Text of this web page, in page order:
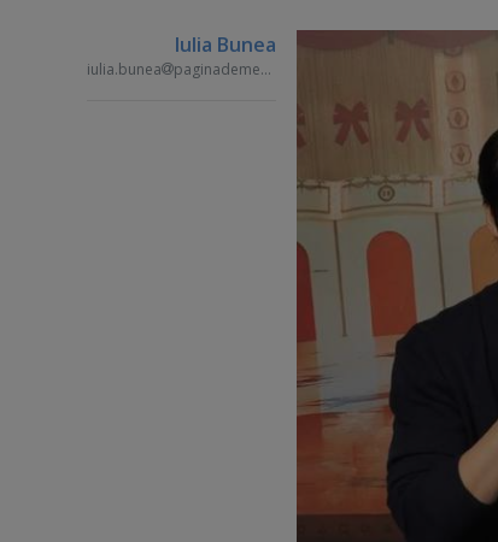
Iulia Bunea
iulia.bunea paginademedia.ro